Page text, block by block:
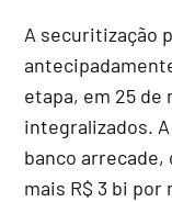
A securitização
etapa, em 25 de
integralizados.
banco arrecade,
mais R$ 3 bi por